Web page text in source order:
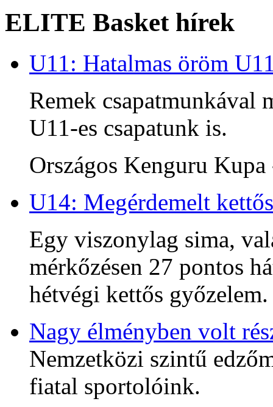
ELITE Basket hírek
U11: Hatalmas öröm
Remek csapatmunkával
U11-es csapatunk is.
Országos Kenguru
U14: Megérdemelt
Egy viszonylag sima,
mérkőzésen 27 pontos
hétvégi kettős győzelem.
Nagy élményben volt
Nemzetközi szintű
fiatal sportolóink.